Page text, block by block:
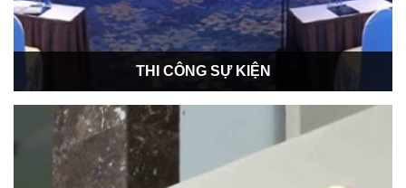
THI CÔNG SỰ KIỆN